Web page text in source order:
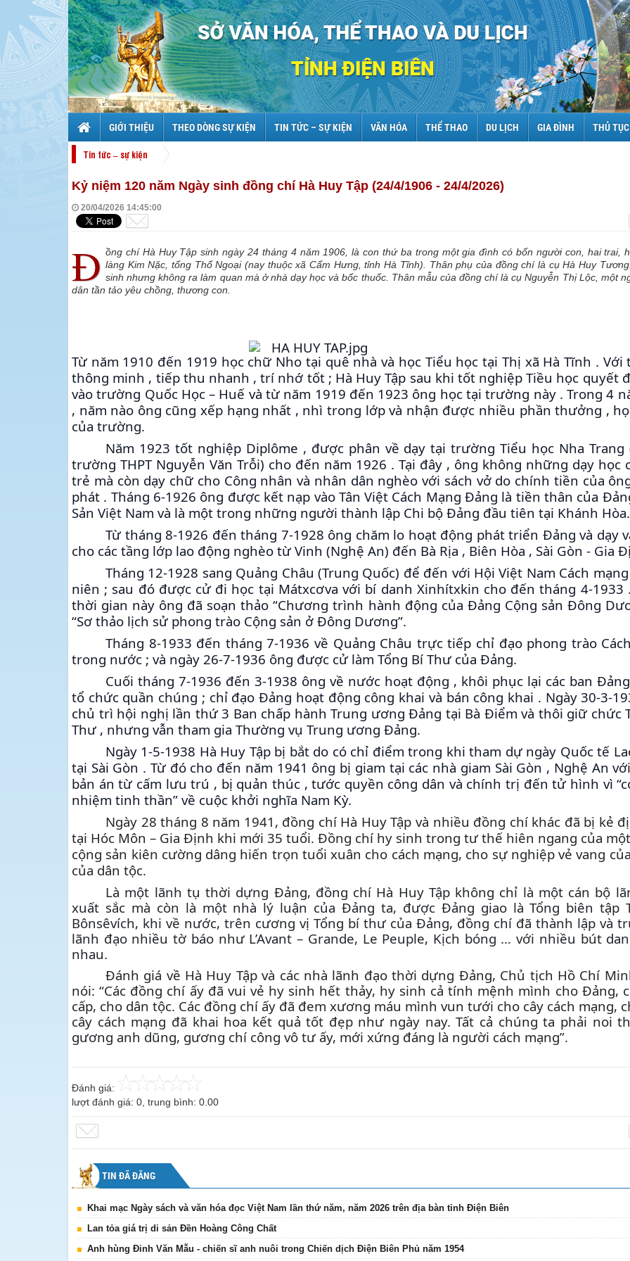
GIỚI THIỆU THEO DÒNG SỰ KIỆN TIN TỨC – SỰ KIỆN VĂN HÓA THỂ THAO DU LỊCH GIA ĐÌNH THỦ
Tin tức – sự kiện
Kỷ niệm 120 năm Ngày sinh đồng chí Hà Huy Tập (24/4/1906 - 24/4/2026)
20/04/2026 14:45:00
Đ ồng chí Hà Huy Tập sinh ngày 24 tháng 4 năm 1906, là con thứ ba trong một gia đình có bốn người con, hai trai,
làng Kim Nặc, tổng Thổ Ngoại (nay thuộc xã Cẩm Hưng, tỉnh Hà Tĩnh). Thân phụ của đồng chí là cụ Hà Huy
sinh nhưng không ra làm quan mà ở nhà dạy học và bốc thuốc. Thân mẫu của đồng chí là cụ Nguyễn Thị Lộc, một
dân tần tảo yêu chồng, thương con.
Từ năm 1910 đến 1919 học chữ Nho tại quê nhà và học Tiểu học tại Thị xã Hà Tĩnh . Với
thông minh , tiếp thu nhanh , trí nhớ tốt ; Hà Huy Tập sau khi tốt nghiệp Tiều học quyết
vào trường Quốc Học – Huế và từ năm 1919 đến 1923 ông học tại trường này . Trong 4
, năm nào ông cũng xếp hạng nhất , nhì trong lớp và nhận được nhiều phần thưởng ,
của trường.
Năm 1923 tốt nghiệp Diplôme , được phân về dạy tại trường Tiểu học Nha Trang
trường THPT Nguyễn Văn Trỗi) cho đến năm 1926 . Tại đây , ông không những dạy học
trẻ mà còn dạy chữ cho Công nhân và nhân dân nghèo với sách vở do chính tiền của
phát . Tháng 6-1926 ông được kết nạp vào Tân Việt Cách Mạng Đảng là tiền thân của
Sản Việt Nam và là một trong những người thành lập Chi bộ Đảng đầu tiên tại Khánh Hòa.
Từ tháng 8-1926 đến tháng 7-1928 ông chăm lo hoạt động phát triển Đảng và dạy
cho các tầng lớp lao động nghèo từ Vinh (Nghệ An) đến Bà Rịa , Biên Hòa , Sài Gòn - Gia
Tháng 12-1928 sang Quảng Châu (Trung Quốc) để đến với Hội Việt Nam Cách
niên ; sau đó được cử đi học tại Mátxcơva với bí danh Xinhítxkin cho đến tháng 4-1933
thời gian này ông đã soạn thảo “Chương trình hành động của Đảng Cộng sản Đông
“Sơ thảo lịch sử phong trào Cộng sản ở Đông Dương”.
Tháng 8-1933 đến tháng 7-1936 về Quảng Châu trực tiếp chỉ đạo phong trào
trong nước ; và ngày 26-7-1936 ông được cử làm Tổng Bí Thư của Đảng.
Cuối tháng 7-1936 đến 3-1938 ông về nước hoạt động , khôi phục lại các ban
tổ chức quần chúng ; chỉ đạo Đảng hoạt động công khai và bán công khai . Ngày 30-3-
chủ trì hội nghị lần thứ 3 Ban chấp hành Trung ương Đảng tại Bà Điểm và thôi giữ chức
Thư , nhưng vẫn tham gia Thường vụ Trung ương Đảng.
Ngày 1-5-1938 Hà Huy Tập bị bắt do có chỉ điểm trong khi tham dự ngày Quốc tế
tại Sài Gòn . Từ đó cho đến năm 1941 ông bị giam tại các nhà giam Sài Gòn , Nghệ An
bản án từ cấm lưu trú , bị quản thúc , tước quyền công dân và chính trị đến tử hình vì
nhiệm tinh thần” về cuộc khởi nghĩa Nam Kỳ.
Ngày 28 tháng 8 năm 1941, đồng chí Hà Huy Tập và nhiều đồng chí khác đã bị kẻ
tại Hóc Môn – Gia Định khi mới 35 tuổi. Đồng chí hy sinh trong tư thế hiên ngang của
cộng sản kiên cường dâng hiến trọn tuổi xuân cho cách mạng, cho sự nghiệp vẻ vang
của dân tộc.
Là một lãnh tụ thời dựng Đảng, đồng chí Hà Huy Tập không chỉ là một cán bộ
xuất sắc mà còn là một nhà lý luận của Đảng ta, được Đảng giao là Tổng biên tập
Bônsêvích, khi về nước, trên cương vị Tổng bí thư của Đảng, đồng chí đã thành lập và
lãnh đạo nhiều tờ báo như L’Avant – Grande, Le Peuple, Kịch bóng … với nhiều bút
nhau.
Đánh giá về Hà Huy Tập và các nhà lãnh đạo thời dựng Đảng, Chủ tịch Hồ Chí
nói: “Các đồng chí ấy đã vui vẻ hy sinh hết thảy, hy sinh cả tính mệnh mình cho Đảng,
cấp, cho dân tộc. Các đồng chí ấy đã đem xương máu mình vun tưới cho cây cách mạng,
cây cách mạng đã khai hoa kết quả tốt đẹp như ngày nay. Tất cả chúng ta phải noi
gương anh dũng, gương chí công vô tư ấy, mới xứng đáng là người cách mạng”.
Đánh giá:
lượt đánh giá: 0 , trung bình: 0.00
TIN ĐÃ ĐĂNG
Khai mạc Ngày sách và văn hóa đọc Việt Nam lần thứ năm, năm 2026 trên địa bàn tỉnh Điện Biên
Lan tỏa giá trị di sản Đền Hoàng Công Chất
Anh hùng Đinh Văn Mẫu - chiến sĩ anh nuôi trong Chiến dịch Điện Biên Phủ năm 1954